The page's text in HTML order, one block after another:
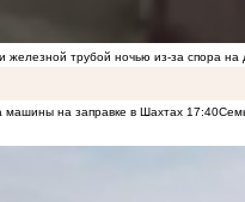
трубой ночью из-за спора на
машины на заправке в Шахтах 17:40